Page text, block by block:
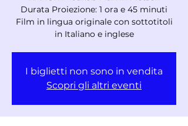
Durata Proiezione: 1 ora e 45 minuti
Film in lingua originale con sottotitoli
in Italiano e inglese
I biglietti non sono in vendita
Scopri gli altri eventi